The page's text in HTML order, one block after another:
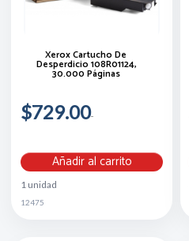
Xerox Cartucho De
Desperdicio 108R01124,
30.000 Páginas
$729.00
Añadir al carrito
1 unidad
12475